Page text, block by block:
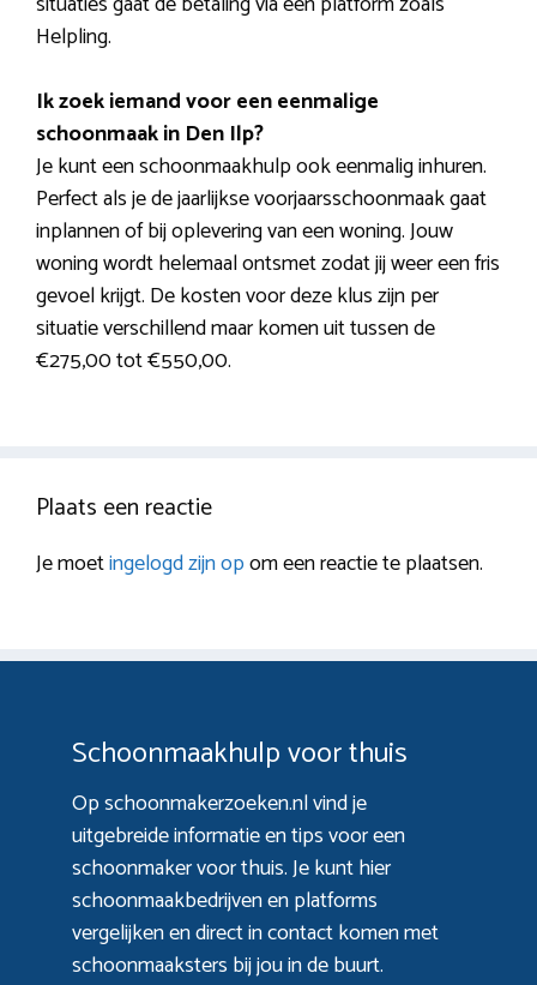
Helpling.
Ik zoek iemand voor een eenmalige
schoonmaak in Den Ilp?
Je kunt een schoonmaakhulp ook eenmalig inhuren.
Perfect als je de jaarlijkse voorjaarsschoonmaak gaat
inplannen of bij oplevering van een woning. Jouw
woning wordt helemaal ontsmet zodat jij weer een fris
gevoel krijgt. De kosten voor deze klus zijn per
situatie verschillend maar komen uit tussen de
€275,00 tot €550,00.
Plaats een reactie
Je moetingelogd zijn opom een reactie te plaatsen.
Schoonmaakhulp voor thuis
Op schoonmakerzoeken.nl vind je
uitgebreide informatie en tips voor een
schoonmaker voor thuis. Je kunt hier
schoonmaakbedrijven en platforms
vergelijken en direct in contact komen met
schoonmaaksters bij jou in de buurt.